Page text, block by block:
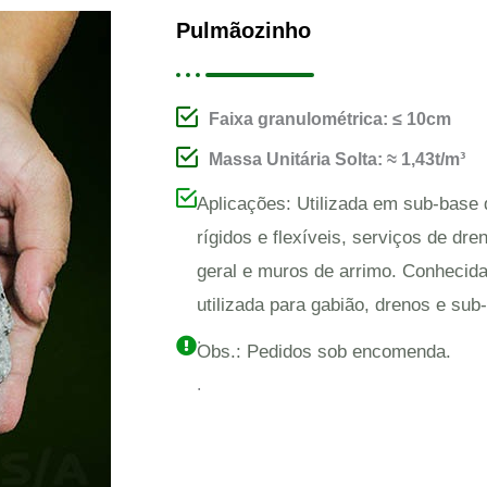
Pulmãozinho
Faixa granulométrica: ≤ 10cm
Massa Unitária Solta: ≈ 1,43t/m³
Aplicações: Utilizada em sub-base
rígidos e flexíveis, serviços de
geral e muros de arrimo.
utilizada para gabião, drenos e
.
Obs.: Pedidos sob encomenda.
.